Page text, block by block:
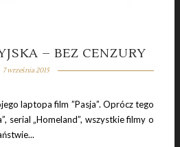
– BEZ CENZURY
7 września 2015
laptopa film ”Pasja”. Oprócz tego
serial „Homeland”, wszystkie filmy o